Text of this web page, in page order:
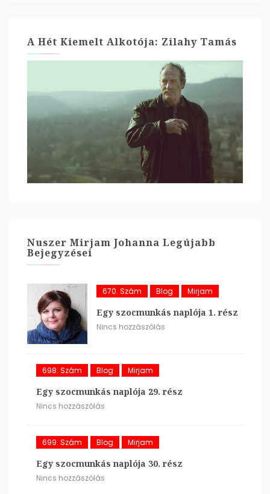
A Hét Kiemelt Alkotója: Zilahy Tamás
Nuszer Mirjam Johanna Legújabb
Bejegyzései
670. Szám Blog Mirjam
Egy szocmunkás naplója 1. rész
Nincs hozzászólás
698. Szám Blog Mirjam
Egy szocmunkás naplója 29. rész
Nincs hozzászólás
699. Szám Blog Mirjam
Egy szocmunkás naplója 30. rész
Nincs hozzászólás